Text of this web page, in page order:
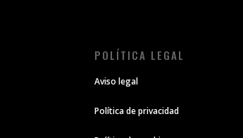
POLÍTICA LEGAL
Aviso legal
Política de privacidad